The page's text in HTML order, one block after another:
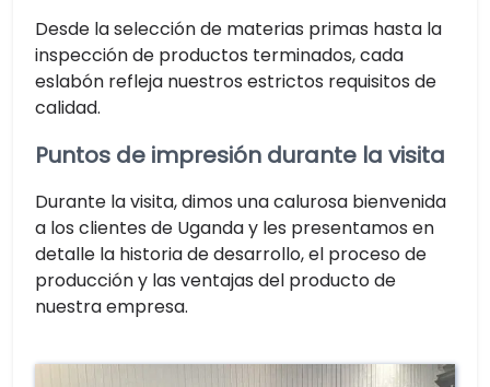
Desde la selección de materias primas hasta la
inspección de productos terminados, cada
eslabón refleja nuestros estrictos requisitos de
calidad.
Puntos de impresión durante la visita
Durante la visita, dimos una calurosa bienvenida
a los clientes de Uganda y les presentamos en
detalle la historia de desarrollo, el proceso de
producción y las ventajas del producto de
nuestra empresa.